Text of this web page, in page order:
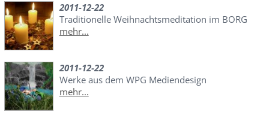
2011-12-22
Traditionelle Weihnachtsmeditation im BORG
mehr...
2011-12-22
Werke aus dem WPG Mediendesign
mehr...